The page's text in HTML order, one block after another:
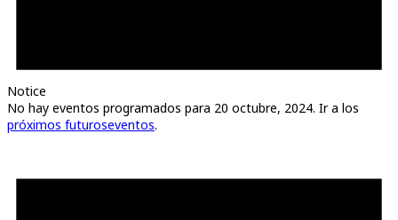
Notice
No hay eventos programados para 20 octubre, 2024. Ir a los
próximos futuroseventos.